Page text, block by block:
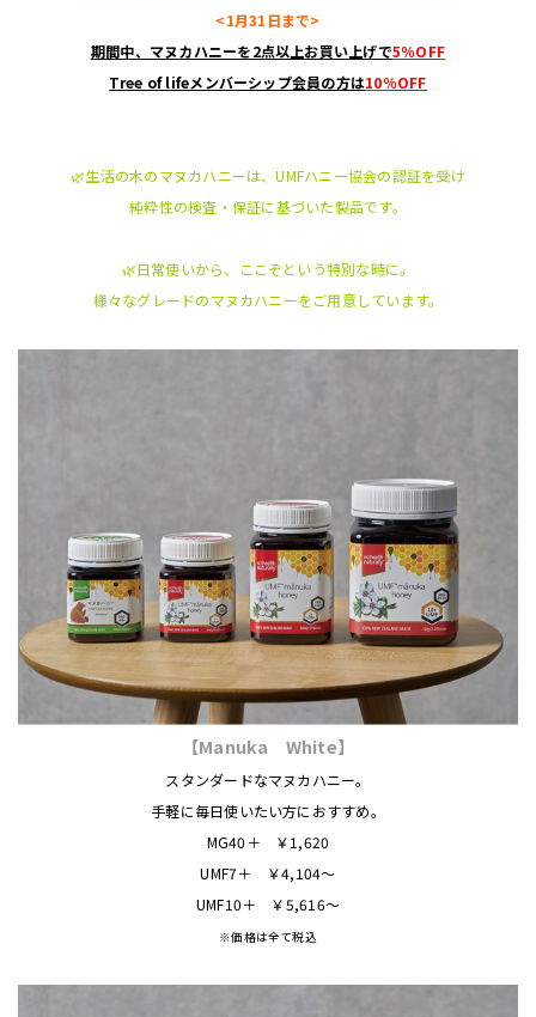
<1月31日まで>
期間中、マヌカハニーを2点以上お買い上げで5％OFF
Tree of lifeメンバーシップ会員の方は10％OFF
🌿生活の木のマヌカハニーは、UMFハニー協会の認証を受け
純粋性の検査・保証に基づいた製品です。
🌿日常使いから、ここぞという特別な時に。
様々なグレードのマヌカハニーをご用意しています。
【Manuka White】
スタンダードなマヌカハニー。
手軽に毎日使いたい方におすすめ。
MG40＋ ￥1,620
UMF7＋ ￥4,104～
UMF10＋ ￥5,616～
※価格は全て税込